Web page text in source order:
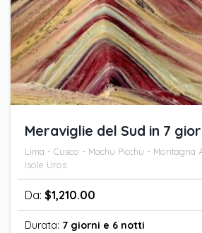
Meraviglie del Sud in 7
Lima - Cusco - Machu Picchu - Montagna
Isole Uros
Da:$1,210.00
Durata: 7 giorni e 6 notti